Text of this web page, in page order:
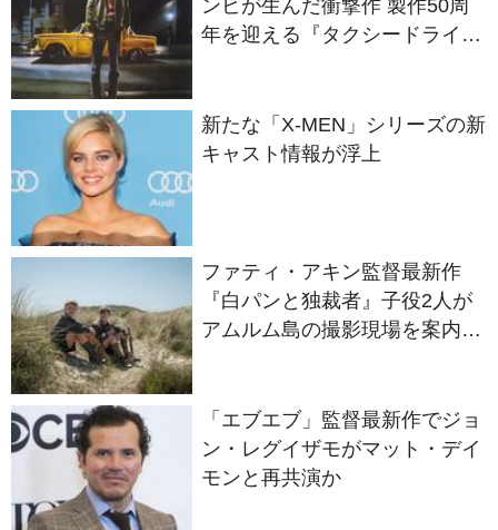
ンビが生んだ衝撃作 製作50周
年を迎える『タクシードライバ
新たな「X-MEN」シリーズの新
キャスト情報が浮上
ファティ・アキン監督最新作
『白パンと独裁者』子役2人が
アムルム島の撮影現場を案内！
「エブエブ」監督最新作でジョ
ン・レグイザモがマット・デイ
モンと再共演か